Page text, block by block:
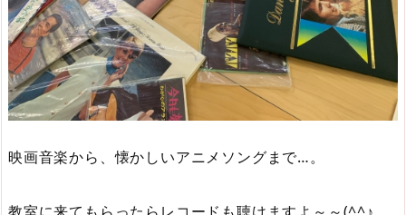
映画音楽から、懐かしいアニメソングまで…。